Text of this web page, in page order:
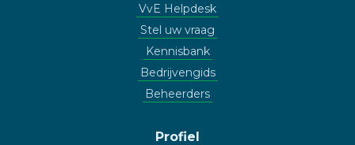
VvE Helpdesk
Stel uw vraag
Kennisbank
Bedrijvengids
Beheerders
Profiel